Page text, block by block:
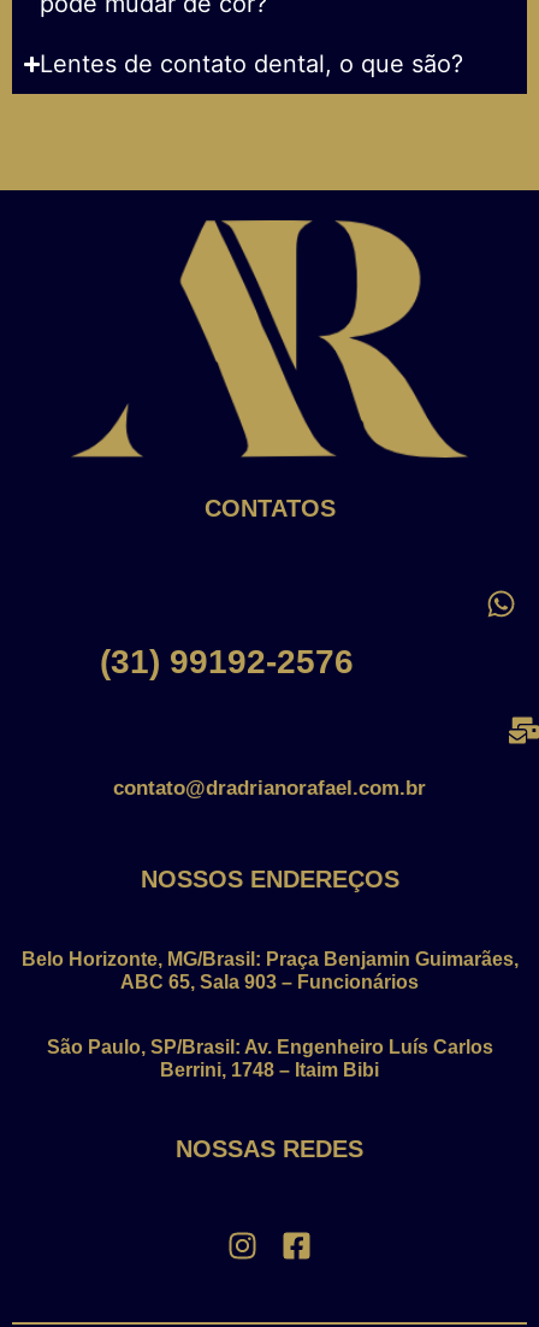
Lentes de contato dental, o que são?
CONTATOS
(31) 99192-2576
contato@dradrianorafael.com.br
NOSSOS ENDEREÇOS
Belo Horizonte, MG/Brasil: Praça Benjamin Guimarães,
ABC 65, Sala 903 – Funcionários
São Paulo, SP/Brasil: Av. Engenheiro Luís Carlos
Berrini, 1748 – Itaim Bibi
NOSSAS REDES